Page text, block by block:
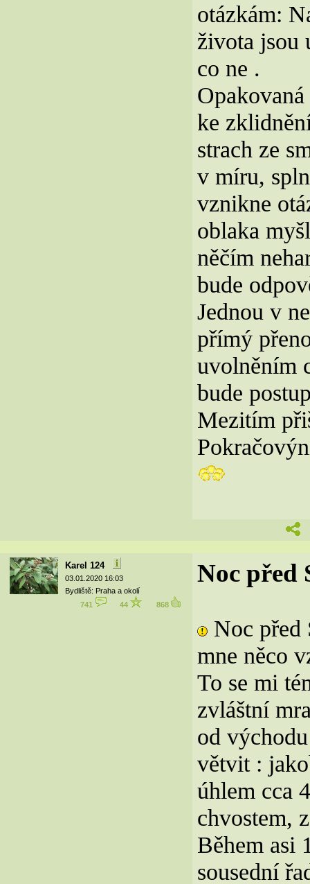
otázkám:
života jsou
co ne .
ke
strach ze
v míru,
vznikne
oblaka
něčím
bude
Jednou v
přímý
uvolněním
bude
Mezitím
Karel 124
03.01.2020 16:03
Bydliště: Praha a okolí
741
44 868
Noc před
Noc před
mne něco
To se mi
zvláštní
od
větvit :
úhlem cca
chvostem,
Během asi
sousední